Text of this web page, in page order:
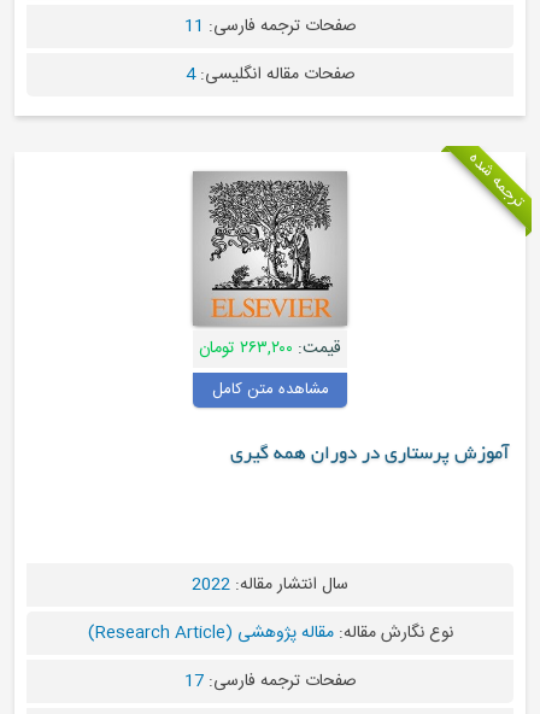
صفحات ترجمه فارسی: 11
صفحات مقاله انگلیسی:4
ترجمه شده
قیمت: ۲۶۳,۲۰۰ تومان
مشاهده متن کامل
آموزش پرستاری در دوران همه گیری
سال انتشار مقاله: 2022
نوع نگارش مقاله:مقاله پژوهشی (Research Article)
صفحات ترجمه فارسی:17